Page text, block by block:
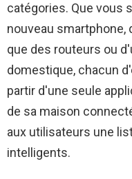
catégories. Que vous
nouveau
que des routeurs ou
domestique, chacun
partir d'une seule
de sa maison
aux utilisateurs une
intelligents.